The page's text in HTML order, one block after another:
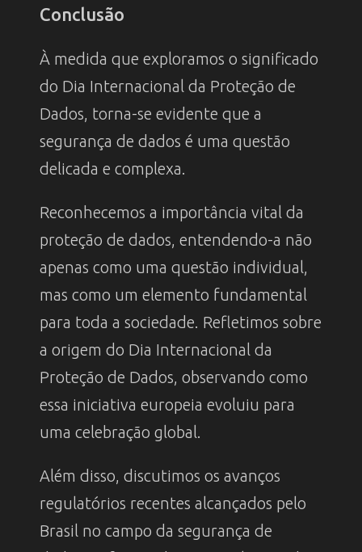
Conclusão
À medida que exploramos o significado
do Dia Internacional da Proteção de
Dados, torna-se evidente que a
segurança de dados é uma questão
delicada e complexa.
Reconhecemos a importância vital da
proteção de dados, entendendo-a não
apenas como uma questão individual,
mas como um elemento fundamental
para toda a sociedade. Refletimos sobre
a origem do Dia Internacional da
Proteção de Dados, observando como
essa iniciativa europeia evoluiu para
uma celebração global.
Além disso, discutimos os avanços
regulatórios recentes alcançados pelo
Brasil no campo da segurança de